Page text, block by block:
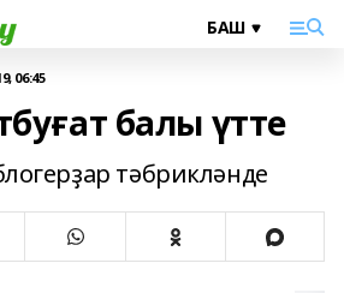
06:45
балы үтте
тәбрикләнде